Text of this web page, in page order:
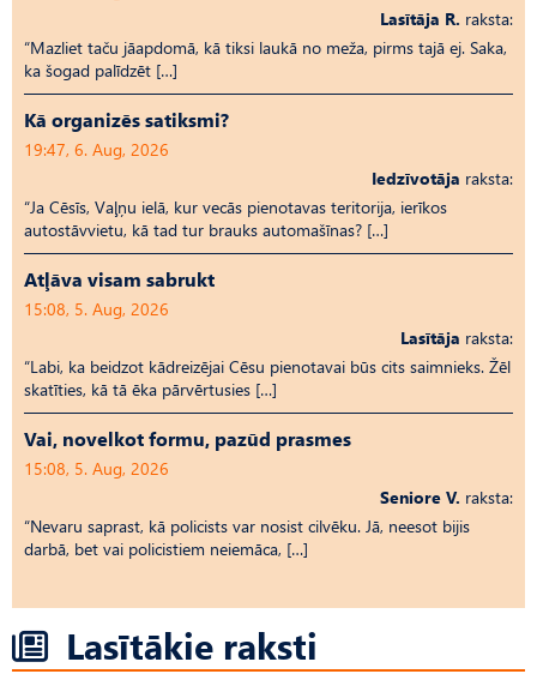
Lasītāja R. raksta:
“Mazliet taču jāapdomā, kā tiksi laukā no meža, pirms tajā ej. Saka,
ka šogad palīdzēt […]
Kā organizēs satiksmi?
19:47, 6. Aug, 2026
Iedzīvotāja raksta:
“Ja Cēsīs, Vaļņu ielā, kur vecās pienotavas teritorija, ierīkos
autostāvvietu, kā tad tur brauks automašīnas? […]
Atļāva visam sabrukt
15:08, 5. Aug, 2026
Lasītāja raksta:
“Labi, ka beidzot kādreizējai Cēsu pienotavai būs cits saimnieks. Žēl
skatīties, kā tā ēka pārvērtusies […]
Vai, novelkot formu, pazūd prasmes
15:08, 5. Aug, 2026
Seniore V. raksta:
“Nevaru saprast, kā policists var nosist cilvēku. Jā, neesot bijis
darbā, bet vai policistiem neiemāca, […]
Lasītākie raksti